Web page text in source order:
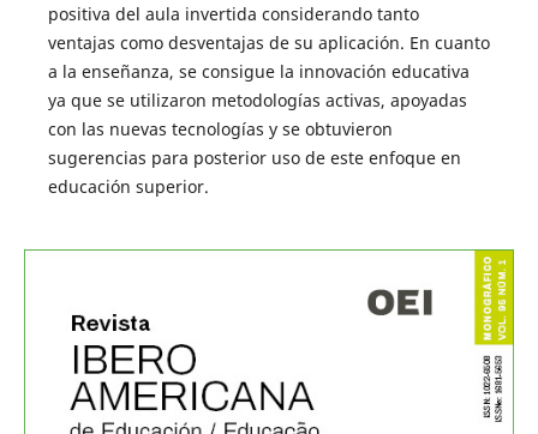
positiva del aula invertida considerando tanto
ventajas como desventajas de su aplicación. En cuanto
a la enseñanza, se consigue la innovación educativa
ya que se utilizaron metodologías activas, apoyadas
con las nuevas tecnologías y se obtuvieron
sugerencias para posterior uso de este enfoque en
educación superior.